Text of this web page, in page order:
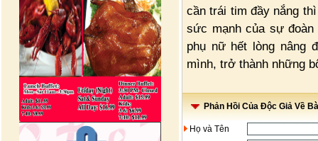
cần trái tim đầy nắng
sức mạnh của sự
phụ nữ hết lòng nâng
mình, trở thành những
Phản Hồi Của Độc Giả Về
Họ và Tên